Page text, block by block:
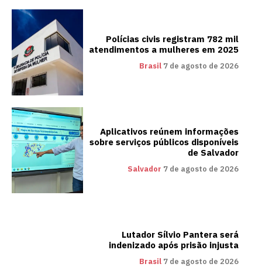
Polícias civis registram 782 mil
atendimentos a mulheres em 2025
Brasil 7 de agosto de 2026
Aplicativos reúnem informações
sobre serviços públicos disponíveis
de Salvador
Salvador 7 de agosto de 2026
Lutador Sílvio Pantera será
indenizado após prisão injusta
Brasil 7 de agosto de 2026